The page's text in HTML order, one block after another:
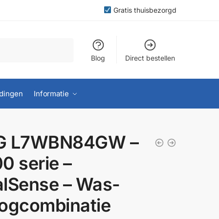
Gratis thuisbezorgd
Blog Direct bestellen
Informatie
L7WBN84GW –
serie –
– Was-